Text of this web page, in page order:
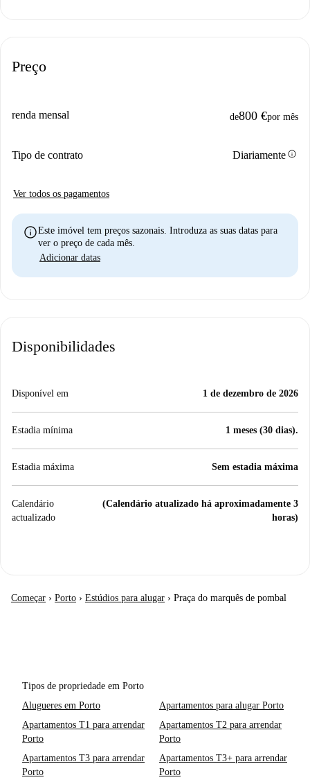
Preço
renda mensal de800 €por mês
Tipo de contrato Diariamenteinfo
Ver todos os pagamentos
infoEste imóvel tem preços sazonais. Introduza as suas datas para
ver o preço de cada mês.
Adicionar datas
Disponibilidades
Disponível em 1 de dezembro de 2026
Estadia mínima 1 meses (30 dias).
Estadia máxima Sem estadia máxima
Calendário
actualizado
(Calendário atualizado há aproximadamente 3
horas)
Começar › Porto › Estúdios para alugar › Praça do marquês de pombal
Tipos de propriedade em Porto
Alugueres em Porto
Apartamentos para alugar Porto
Apartamentos T1 para arrendar
Porto
Apartamentos T2 para arrendar
Porto
Apartamentos T3 para arrendar
Porto
Apartamentos T3+ para arrendar
Porto